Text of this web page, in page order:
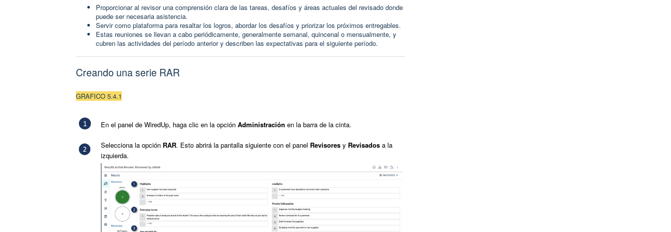
Proporcionar al revisor una comprensión clara de las tareas, desafíos y áreas actuales del revisado donde
puede ser necesaria asistencia.
Servir como plataforma para resaltar los logros, abordar los desafíos y priorizar los próximos entregables.
Estas reuniones se llevan a cabo periódicamente, generalmente semanal, quincenal o mensualmente, y
cubren las actividades del período anterior y describen las expectativas para el siguiente período.
Creando una serie RAR
GRAFICO 5.4.1
En el panel de WiredUp, haga clic en la opción Administración en la barra de la cinta.
Selecciona la opción RAR. Esto abrirá la pantalla siguiente con el panel Revisores y Revisados a la
izquierda.